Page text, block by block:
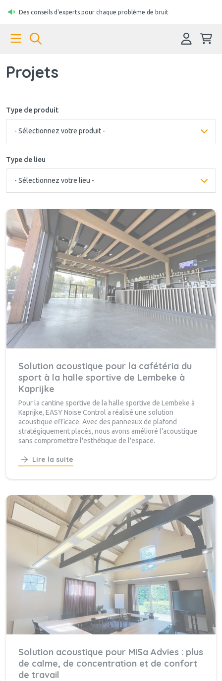
Des conseils d'experts pour chaque problème de bruit
Projets
Type de produit
Type de lieu
Solution acoustique pour la cafétéria du
sport à la halle sportive de Lembeke à
Kaprijke
Pour la cantine sportive de la halle sportive de Lembeke à
Kaprijke, EASY Noise Control a réalisé une solution
acoustique efficace. Avec des panneaux de plafond
stratégiquement placés, nous avons amélioré l'acoustique
sans compromettre l'esthétique de l'espace.
Lire la suite
Solution acoustique pour MiSa Advies : plus
de calme, de concentration et de confort
de travail